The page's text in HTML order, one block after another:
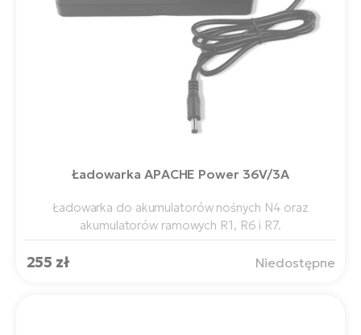
Ładowarka APACHE Power 36V/3A
Ładowarka do akumulatorów nośnych N4 oraz
akumulatorów ramowych R1, R6 i R7.
255 zł Niedostępne